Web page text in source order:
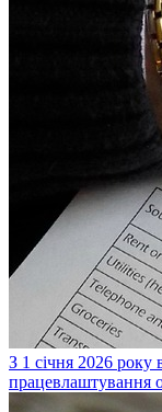
З 1 січня 2026 року
працевлаштування